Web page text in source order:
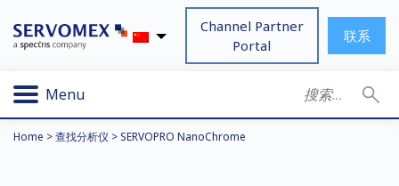
Channel Partner
Portal
联系
Menu
Home >查找分析仪 > SERVOPRO NanoChrome